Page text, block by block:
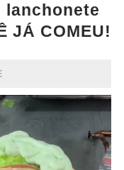
lanchonete
JÁ COMEU!